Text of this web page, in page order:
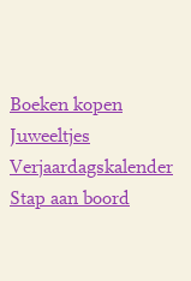
Boeken kopen
Juweeltjes
Verjaardagskalender
Stap aan boord